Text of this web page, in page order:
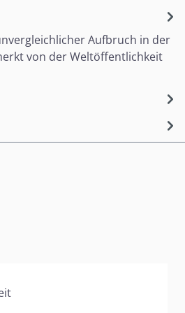
Aufbruch in der
von der Weltöffentlichkeit